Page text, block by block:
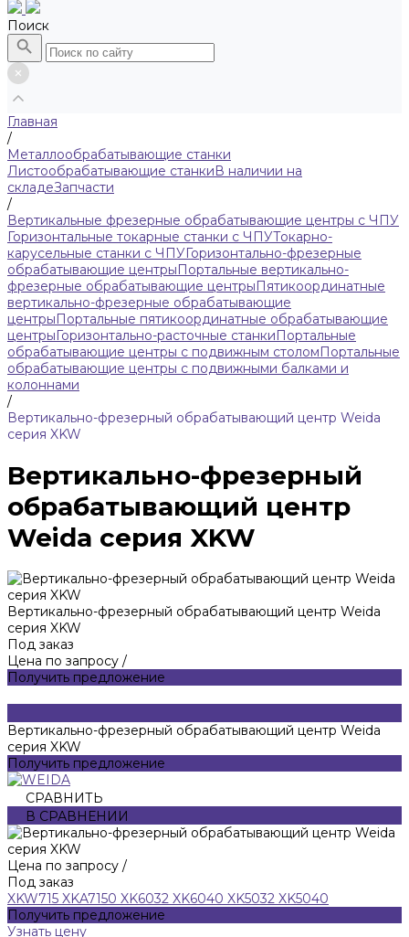
Поиск
Главная
/
Металлообрабатывающие станки
Листообрабатывающие станкиВ наличии на
складеЗапчасти
/
Вертикальные фрезерные обрабатывающие центры с ЧПУ
Горизонтальные токарные станки с ЧПУТокарно-
карусельные станки с ЧПУГоризонтально-фрезерные
обрабатывающие центрыПортальные вертикально-
фрезерные обрабатывающие центрыПятикоординатные
вертикально-фрезерные обрабатывающие
центрыПортальные пятикоординатные обрабатывающие
центрыГоризонтально-расточные станкиПортальные
обрабатывающие центры с подвижным столомПортальные
обрабатывающие центры с подвижными балками и
колоннами
/
Вертикально-фрезерный обрабатывающий центр Weida
серия XKW
Вертикально-фрезерный
обрабатывающий центр
Weida серия XKW
Вертикально-фрезерный обрабатывающий центр Weida
серия XKW
Под заказ
Цена по запросу /
Получить предложение
Вертикально-фрезерный обрабатывающий центр Weida
серия XKW
Получить предложение
СРАВНИТЬ
В СРАВНЕНИИ
Цена по запросу /
Под заказ
XKW715 XKA7150 XK6032 XK6040 XK5032 XK5040
Получить предложение
Узнать цену